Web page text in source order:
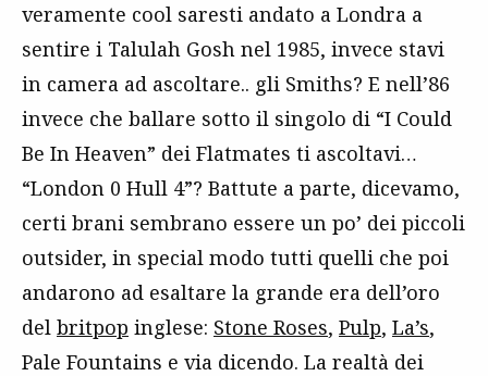
veramente cool saresti andato a Londra a
sentire i Talulah Gosh nel 1985, invece stavi
in camera ad ascoltare.. gli Smiths? E nell’86
invece che ballare sotto il singolo di “I Could
Be In Heaven” dei Flatmates ti ascoltavi…
“London 0 Hull 4”? Battute a parte, dicevamo,
certi brani sembrano essere un po’ dei piccoli
outsider, in special modo tutti quelli che poi
andarono ad esaltare la grande era dell’oro
del britpop inglese: Stone Roses, Pulp, La’s,
Pale Fountains e via dicendo. La realtà dei